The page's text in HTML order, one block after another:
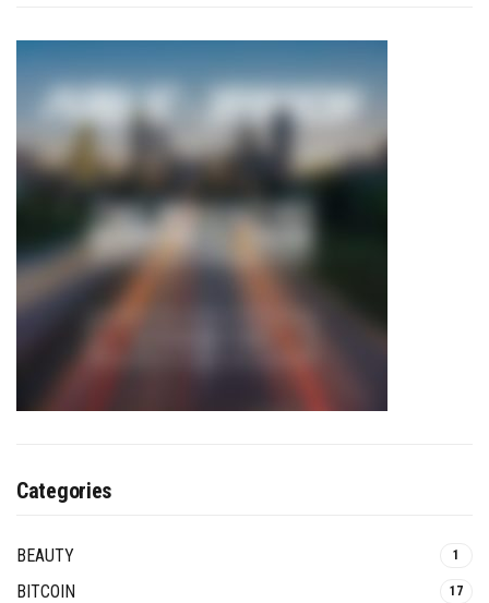
Categories
BEAUTY 1
BITCOIN 17